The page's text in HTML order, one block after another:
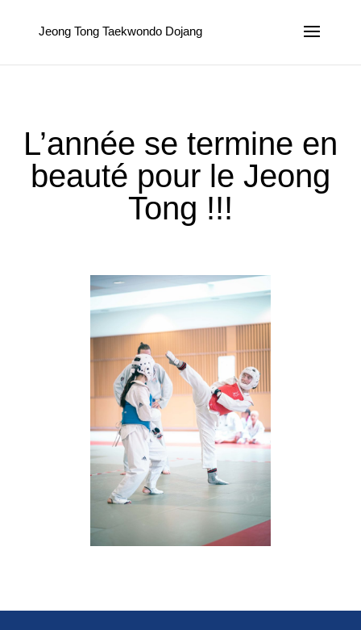
Jeong Tong Taekwondo Dojang
L’année se termine en
beauté pour le Jeong
Tong !!!